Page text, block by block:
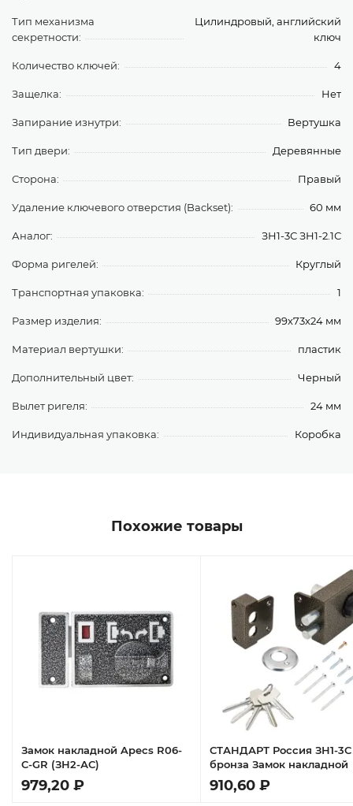
Тип механизма
секретности:
Цилиндровый, английский
ключ
Количество ключей: 4
Защелка: Нет
Запирание изнутри: Вертушка
Тип двери: Деревянные
Сторона: Правый
Удаление ключевого отверстия (Backset): 60 мм
Аналог: ЗН1-3С ЗН1-2.1С
Форма ригелей: Круглый
Транспортная упаковка: 1
Размер изделия: 99х73х24 мм
Материал вертушки: пластик
Дополнительный цвет: Черный
Вылет ригеля: 24 мм
Индивидуальная упаковка: Коробка
Похожие товары
Замок накладной Apecs R06-
C-GR (ЗН2-АС)
979,20 ₽
СТАНДАРТ Россия ЗН1-3С
бронза Замок накладной
910,60 ₽